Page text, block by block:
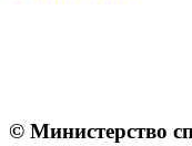
© Министерство